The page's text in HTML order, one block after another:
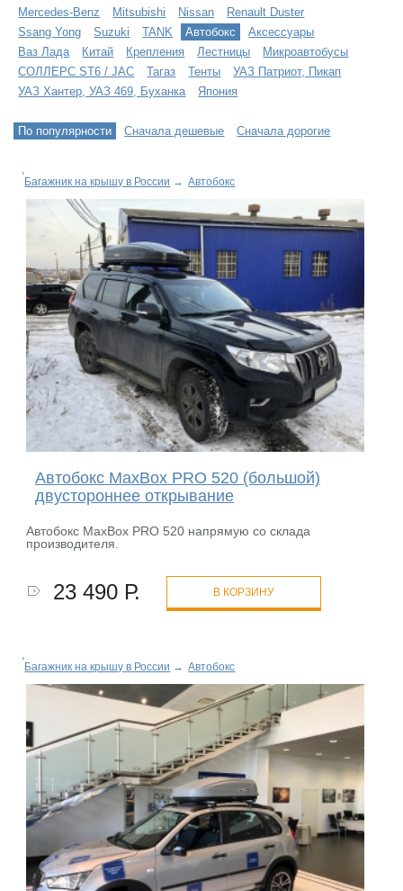
Mercedes-Benz
Mitsubishi Nissan
Renault Duster
Ssang Yong
Suzuki TANK Автобокс
Аксессуары
Ваз Лада
Китай Крепления Лестницы
Микроавтобусы
СОЛЛЕРС ST6 / JAC
Тагаз Тенты
УАЗ Патриот, Пикап
УАЗ Хантер, УАЗ 469, Буханка
Япония
По популярности Сначала дешевые Сначала дорогие
Багажник на крышу в России → Автобокс
Автобокс MaxBox PRO 520 (большой)
двустороннее открывание
Автобокс MaxBox PRO 520 напрямую со склада
производителя.
23 490 Р. В КОРЗИНУ
Багажник на крышу в России → Автобокс